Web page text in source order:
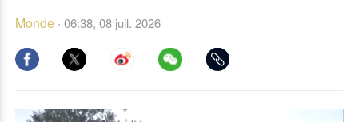
Monde· 06:38, 08 juil. 2026